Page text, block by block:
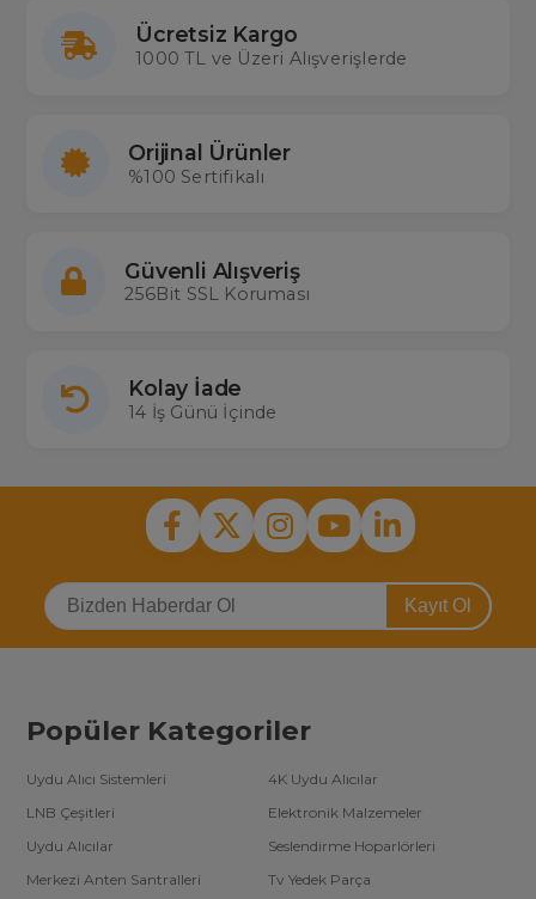
Ücretsiz Kargo
1000 TL ve Üzeri Alışverişlerde
Orijinal Ürünler
%100 Sertifikalı
Güvenli Alışveriş
256Bit SSL Koruması
Kolay İade
14 İş Günü İçinde
Kayıt Ol
Popüler Kategoriler
Uydu Alıcı Sistemleri
4K Uydu Alıcılar
LNB Çeşitleri
Elektronik Malzemeler
Uydu Alıcılar
Seslendirme Hoparlörleri
Merkezi Anten Santralleri
Tv Yedek Parça